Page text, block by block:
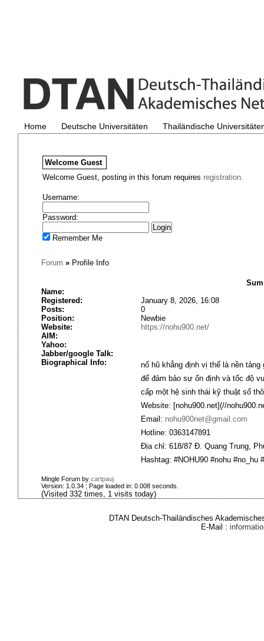
Home Deutsche Universitäten Thailändische
Welcome Guest
Welcome Guest, posting in this forum requires registration.
Username:
Password:
Remember Me
Forum »Profile Info
Name:
Registered:
January 8, 2026, 16:08
Posts:
0
Position:
Newbie
Website:
https://nohu900.net/
AIM:
Yahoo:
Jabber/google Talk:
Biographical Info:
nổ hũkhẳng định vị thế là nền
để đảm bảo sự ổn định và tốc độ
cấp một hệ sinh thái kỹ thuật số
Website: [nohu900.net](//
Email: nohu900net@gmail.com
Hotline: 0363147891
Địa chỉ: 618/87 Đ. Quang Trung,
Hashtag: #NOHU90 #nohu #no_hu
Mingle Forum by cartpauj
Version: 1.0.34 ; Page loaded in: 0.008 seconds.
(Visited 332 times, 1 visits today)
DTAN Deutsch-Thailändisches
E-Mail :